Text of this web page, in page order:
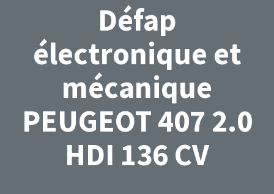
Défap
électronique et
mécanique
PEUGEOT 407 2.0
HDI 136 CV